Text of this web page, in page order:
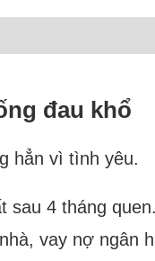
đau khổ
hẳn vì tình yêu.
4 tháng
vay nợ ngân